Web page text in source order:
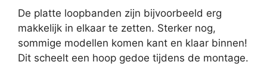
De platte loopbanden zijn bijvoorbeeld erg
makkelijk in elkaar te zetten. Sterker nog,
sommige modellen komen kant en klaar binnen!
Dit scheelt een hoop gedoe tijdens de montage.